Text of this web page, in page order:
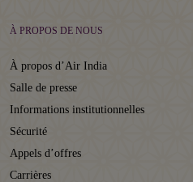
À PROPOS DE NOUS
À propos d’Air India
Salle de presse
Informations institutionnelles
Sécurité
Appels d’offres
Carrières